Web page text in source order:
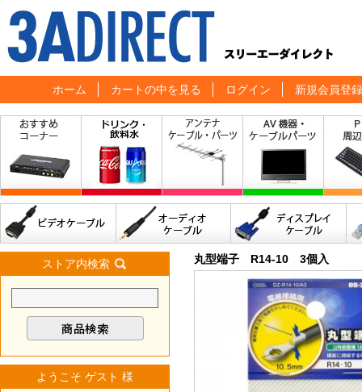
ホーム カートの中を見る ログイン 新規会員登録
ストア内検索
ようこそ ゲスト 様
丸型端子 R14-10 3個入